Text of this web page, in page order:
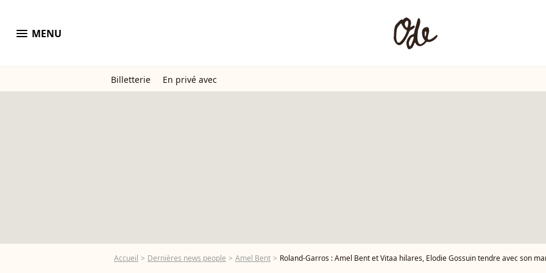
menu MENU
Billetterie En privé avec
Accueil Dernières news people Amel Bent Roland-Garros : Amel Bent et Vitaa hilares, Elodie Gossuin tendre avec son